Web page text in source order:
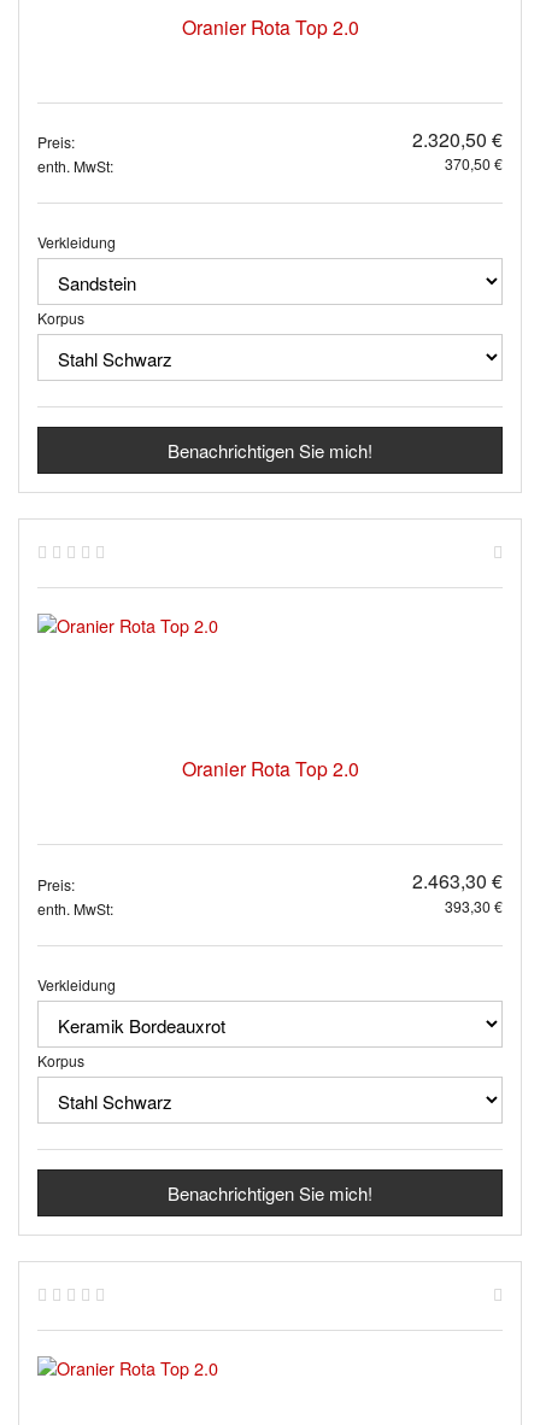
Oranier Rota Top 2.0
Preis: 2.320,50 €
enth. MwSt: 370,50 €
Verkleidung
Korpus
Benachrichtigen Sie mich!
Oranier Rota Top 2.0
Preis: 2.463,30 €
enth. MwSt: 393,30 €
Verkleidung
Korpus
Benachrichtigen Sie mich!